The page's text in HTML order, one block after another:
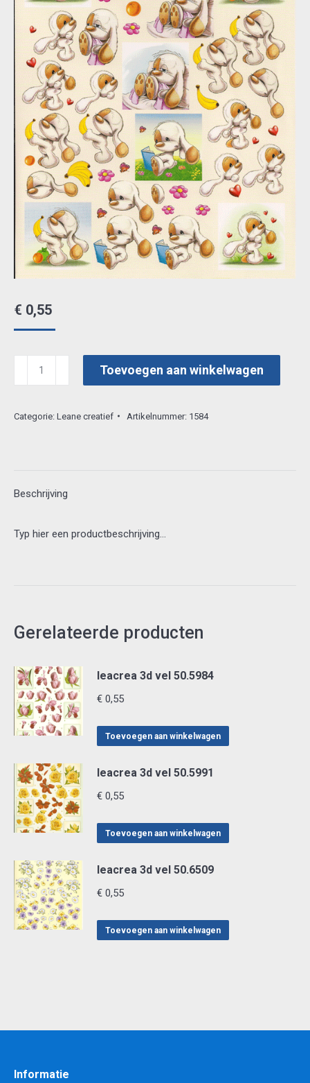
€ 0,55
leacrea
3d
50.2402
Toevoegen aan winkelwagen
Categorie: Leane creatief Artikelnummer: 1584
Beschrijving
Typ hier een productbeschrijving…
Gerelateerde producten
leacrea 3d vel 50.5984
€ 0,55
Toevoegen aan winkelwagen
leacrea 3d vel 50.5991
€ 0,55
Toevoegen aan winkelwagen
leacrea 3d vel 50.6509
€ 0,55
Toevoegen aan winkelwagen
Informatie